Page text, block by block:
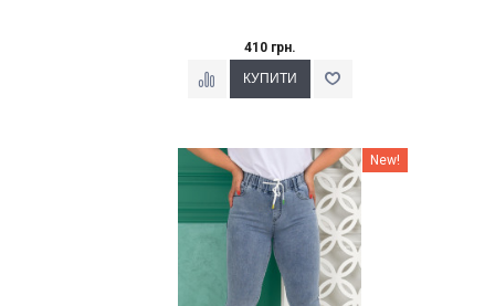
410 грн.
Наклейки Варіант з % New!